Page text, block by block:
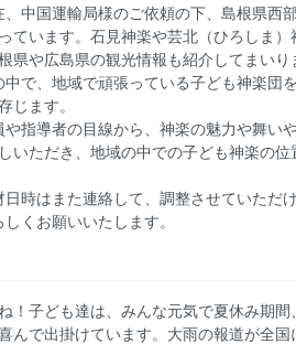
中国運輸局様のご依頼の下、島根県西
ています。石見神楽や芸北（ひろしま
県や広島県の観光情報も紹介してまい
で、地域で頑張っている子ども神楽団
じます。
指導者の目線から、神楽の魅力や舞い
いただき、地域の中での子ども神楽の
時はまた連絡して、調整させていただけ
くお願いいたします。
！子ども達は、みんな元気で夏休み期
んで出掛けています。大雨の報道が全